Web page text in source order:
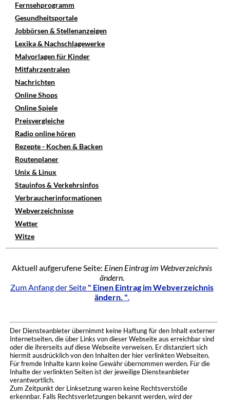
Fernsehprogramm
Gesundheitsportale
Jobbörsen & Stellenanzeigen
Lexika & Nachschlagewerke
Malvorlagen für Kinder
Mitfahrzentralen
Nachrichten
Online Shops
Online Spiele
Preisvergleiche
Radio online hören
Rezepte - Kochen & Backen
Routenplaner
Unix & Linux
Stauinfos & Verkehrsinfos
Verbraucherinformationen
Webverzeichnisse
Wetter
Witze
Aktuell aufgerufene Seite: Einen Eintrag im Webverzeichnis
ändern.
Zum Anfang der Seite " Einen Eintrag im Webverzeichnis
ändern. ".
Der Diensteanbieter übernimmt keine Haftung für den Inhalt externer
Internetseiten, die über Links von dieser Webseite aus erreichbar sind
oder die ihrerseits auf diese Webseite verweisen. Er distanziert sich
hiermit ausdrücklich von den Inhalten der hier verlinkten Webseiten.
Für fremde Inhalte kann keine Gewähr übernommen werden. Für die
Inhalte der verlinkten Seiten ist der jeweilige Diensteanbieter
verantwortlich.
Zum Zeitpunkt der Linksetzung waren keine Rechtsverstöße
erkennbar. Falls Rechtsverletzungen bekannt werden, wird der